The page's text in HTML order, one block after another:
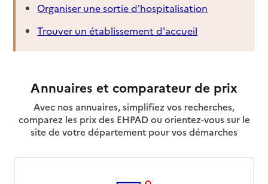
Organiser une sortie d'hospitalisation
Trouver un établissement d'accueil
Annuaires et comparateur de prix
Avec nos annuaires, simplifiez vos recherches,
comparez les prix des EHPAD ou orientez-vous sur le
site de votre département pour vos démarches